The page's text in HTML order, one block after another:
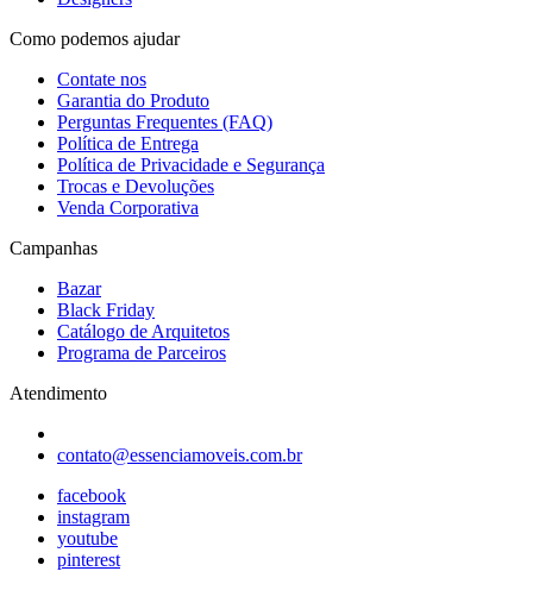
Como podemos ajudar
Contate nos
Garantia do Produto
Perguntas Frequentes (FAQ)
Política de Entrega
Política de Privacidade e Segurança
Trocas e Devoluções
Venda Corporativa
Campanhas
Bazar
Black Friday
Catálogo de Arquitetos
Programa de Parceiros
Atendimento
contato@essenciamoveis.com.br
facebook
instagram
youtube
pinterest